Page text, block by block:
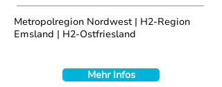
Metropolregion Nordwest | H2-Region
Emsland | H2-Ostfriesland
Mehr Infos